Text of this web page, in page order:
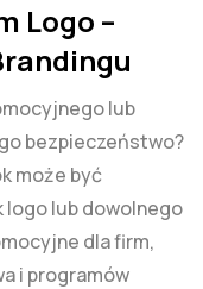
Logo –
lub
bezpieczeństwo?
może być
logo lub dowolnego
dla firm,
i programów